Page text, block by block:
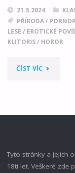
21.5.2024
PŘÍRODA/
LESE / EROTICKÉ
KLITORIS/ HOROR
ČÍST VÍC"KOUZLO
Tyto stránky a jejich
18ti let. Veškeré zde